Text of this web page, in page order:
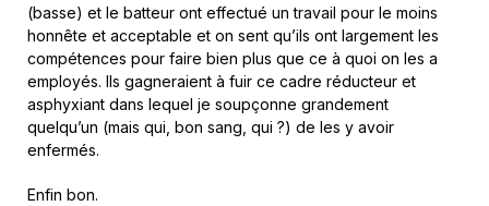
(basse) et le batteur ont effectué un travail pour le moins
honnête et acceptable et on sent qu’ils ont largement les
compétences pour faire bien plus que ce à quoi on les a
employés. Ils gagneraient à fuir ce cadre réducteur et
asphyxiant dans lequel je soupçonne grandement
quelqu’un (mais qui, bon sang, qui ?) de les y avoir
enfermés.
Enfin bon.